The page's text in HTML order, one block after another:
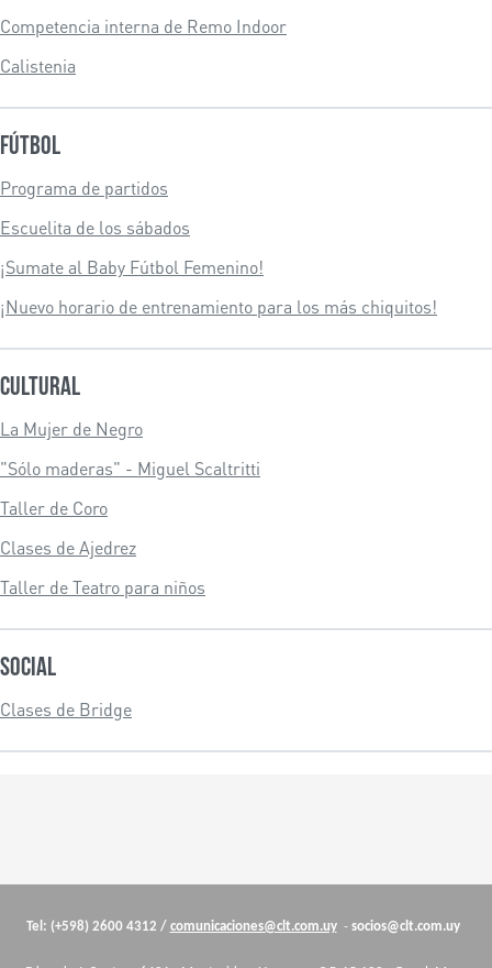
Competencia interna de Remo Indoor
Calistenia
Fútbol
Programa de partidos
Escuelita de los sábados
¡Sumate al Baby Fútbol Femenino!
¡Nuevo horario de entrenamiento para los más chiquitos!
Cultural
La Mujer de Negro
"Sólo maderas" - Miguel Scaltritti
Taller de Coro
Clases de Ajedrez
Taller de Teatro para niños
Social
Clases de Bridge
Cuerpo
Tel: (+598) 2600 4312 / comunicaciones@clt.com.uy- socios@clt.com.uy